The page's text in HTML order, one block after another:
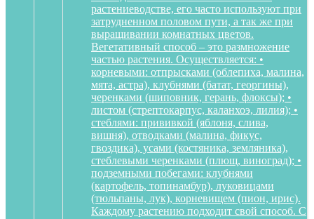
растениеводстве, его часто используют при
затрудненном половом пути, а так же при
выращивании комнатных цветов.
Вегетативный способ – это размножение
частью растения. Осуществляется: •
корневыми: отпрысками (облепиха, малина,
мята, астра), клубнями (батат, георгины),
черенками (шиповник, герань, флоксы); •
листом (стрептокарпус, каланхоэ, лилия); •
стеблями: прививкой (яблоня, слива,
вишня), отводками (малина, фикус,
гвоздика), усами (костяника, земляника),
стеблевыми черенками (плющ, виноград); •
подземными побегами: клубнями
(картофель, топинамбур), луковицами
(тюльпаны, лук), корневищем (пион, ирис).
Каждому растению подходит свой способ. С